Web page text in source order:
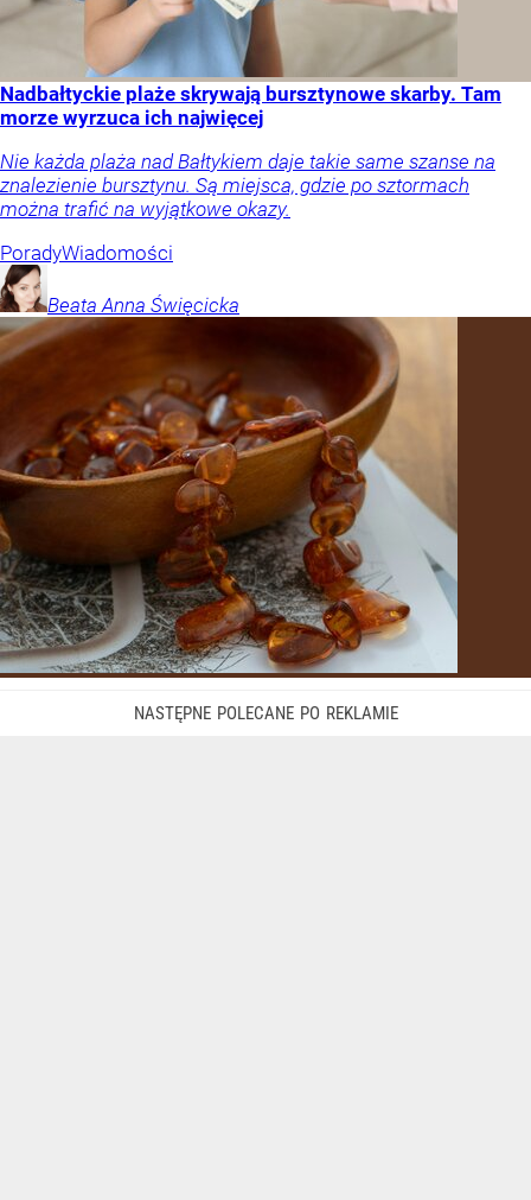
Nadbałtyckie plaże skrywają bursztynowe skarby. Tam
morze wyrzuca ich najwięcej
Nie każda plaża nad Bałtykiem daje takie same szanse na
znalezienie bursztynu. Są miejsca, gdzie po sztormach
można trafić na wyjątkowe okazy.
PoradyWiadomości
Beata Anna Święcicka